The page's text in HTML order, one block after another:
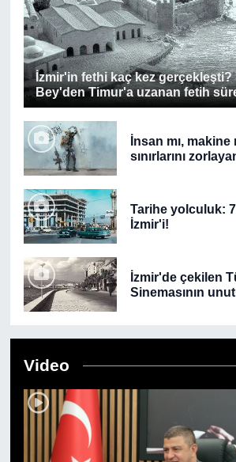
İzmir'in fethi kaç kez gerçekleşti?
Bey'den Timur'a uzanan fetih
İnsan mı,
sınırlarını
Tarihe yolculuk:
İzmir'i!
İzmir'de çekilen
Sinemasının
Video